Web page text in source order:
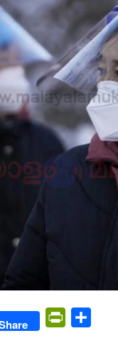
PrintFriendly